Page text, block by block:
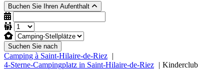
Buchen Sie Ihren Aufenthalt
Suchen Sie nach
Camping à Saint-Hilaire-de-Riez
4-Sterne-Campingplatz in Saint-Hilaire-de-Riez
Kinderclub